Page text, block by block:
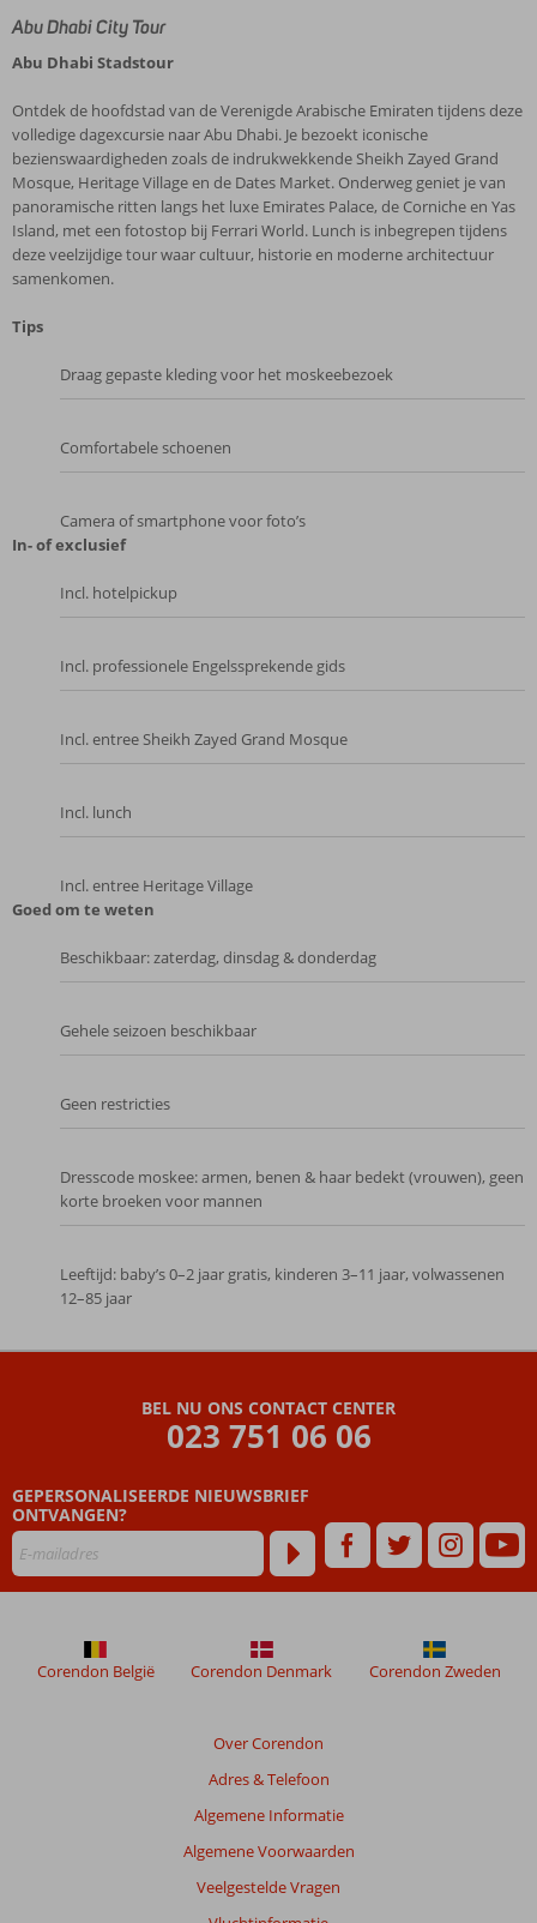
Abu Dhabi City Tour
Abu Dhabi Stadstour
Ontdek de hoofdstad van de Verenigde Arabische Emiraten tijdens deze
volledige dagexcursie naar Abu Dhabi. Je bezoekt iconische
bezienswaardigheden zoals de indrukwekkende Sheikh Zayed Grand
Mosque, Heritage Village en de Dates Market. Onderweg geniet je van
panoramische ritten langs het luxe Emirates Palace, de Corniche en Yas
Island, met een fotostop bij Ferrari World. Lunch is inbegrepen tijdens
deze veelzijdige tour waar cultuur, historie en moderne architectuur
samenkomen.
Tips
Draag gepaste kleding voor het moskeebezoek
Comfortabele schoenen
Camera of smartphone voor foto’s
In- of exclusief
Incl. hotelpickup
Incl. professionele Engelssprekende gids
Incl. entree Sheikh Zayed Grand Mosque
Incl. lunch
Incl. entree Heritage Village
Goed om te weten
Beschikbaar: zaterdag, dinsdag & donderdag
Gehele seizoen beschikbaar
Geen restricties
Dresscode moskee: armen, benen & haar bedekt (vrouwen), geen
korte broeken voor mannen
Leeftijd: baby’s 0–2 jaar gratis, kinderen 3–11 jaar, volwassenen
12–85 jaar
na
hun
verblijf
in
Beoordelingen
BEL NU ONS CONTACT CENTER
023 751 06 06
GEPERSONALISEERDE NIEUWSBRIEF
ONTVANGEN?
Over Corendon
Adres & Telefoon
Algemene Informatie
Algemene Voorwaarden
Veelgestelde Vragen
Corendon België Corendon Denmark Corendon Zweden